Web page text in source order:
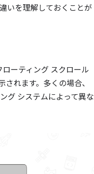
いを理解しておくことが
ーティング スクロール
れます。多くの場合、
グ システムによって異な